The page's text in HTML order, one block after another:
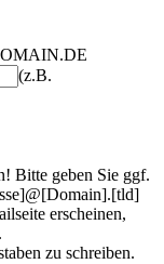
(z.B.
Bitte geben Sie ggf.
erscheinen,
zu schreiben.